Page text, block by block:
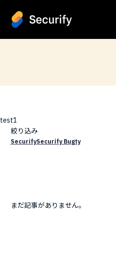
test1
絞り込み
SecurifySecurify Bugty
まだ記事がありません。